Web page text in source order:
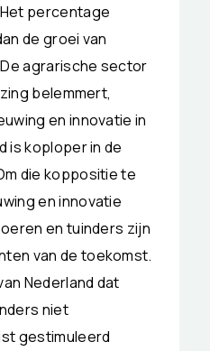
percentage
de groei van
agrarische sector
belemmert,
en innovatie in
is koploper in de
die koppositie te
en innovatie
en tuinders zijn
van de toekomst.
Nederland dat
niet
gestimuleerd